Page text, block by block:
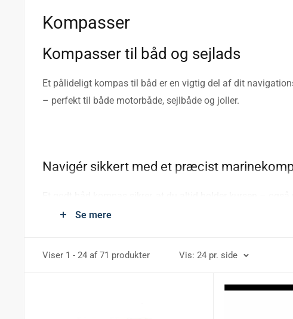
Kompasser
Kompasser til båd og sejlads
Et pålideligt kompas til båd er en vigtig del af dit
– perfekt til både motorbåde, sejlbåde og joller.
Navigér sikkert med et præcist
fra anerkendte producenter. Alle modeller er designet til
Vores udvalg omfatter:
Indbygningskompasser – ideelle til fast montering på
Se mere
Viser 1 - 24 af 71 produkter Vis: 24 pr. side